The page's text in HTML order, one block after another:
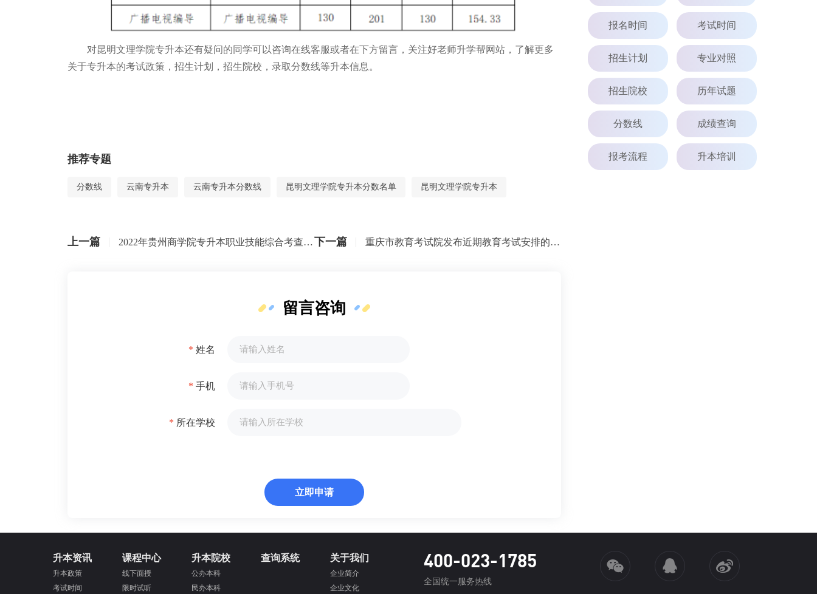
对昆明文理学院专升本还有疑问的同学可以咨询在线客服或者在下方留言，关注好老师升学帮网站，了解更多
关于专升本的考试政策，招生计划，招生院校，录取分数线等升本信息。
推荐专题
分数线 云南专升本 云南专升本分数线 昆明文理学院专升本分数名单 昆明文理学院专升本
上一篇 2022年贵州商学院专升本职业技能综合考查方案公布下一篇 重庆市教育考试院发布近期教育考试安排的公告（涉及专升本）
留言咨询
* 姓名
* 手机
* 所在学校
立即申请
报名时间 考试时间
招生计划 专业对照
招生院校 历年试题
分数线 成绩查询
报考流程 升本培训
升本资讯
升本政策
考试时间
课程中心
线下面授
限时试听
升本院校
公办本科
民办本科
查询系统 关于我们
企业简介
企业文化
400-023-1785
全国统一服务热线